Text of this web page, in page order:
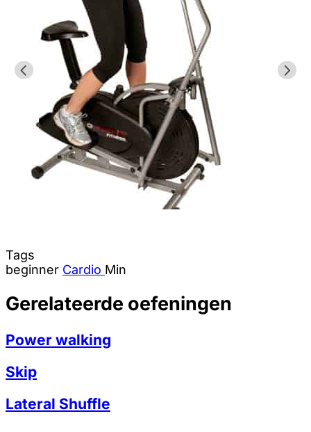
Tags
beginner Cardio Min
Gerelateerde oefeningen
Power walking
Skip
Lateral Shuffle